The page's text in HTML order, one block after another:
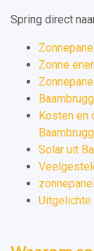
Spring direct
Zonne
Kosten en
Solar uit
Uitgelichte